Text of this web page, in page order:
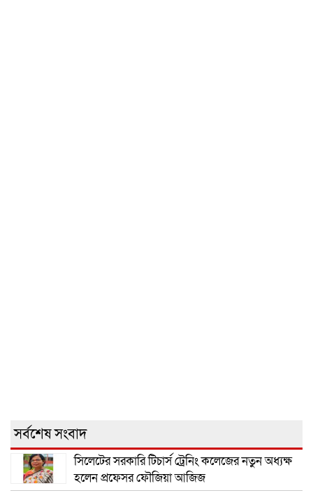
সর্বশেষ সংবাদ
সিলেটের সরকারি টিচার্স ট্রেনিং কলেজের নতুন অধ্যক্ষ
হলেন প্রফেসর ফৌজিয়া আজিজ